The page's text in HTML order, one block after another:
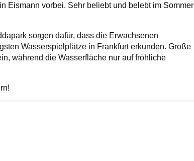
Eismann vorbei. Sehr beliebt und belebt im Sommer
sorgen dafür, dass die Erwachsenen
Wasserspielplätze in Frankfurt erkunden. Große
während die Wasserfläche nur auf fröhliche